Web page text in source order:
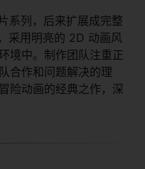
系列，后来扩展成完整
采用明亮的 2D 动画风
境中。制作团队注重正
合作和问题解决的理
险动画的经典之作，深